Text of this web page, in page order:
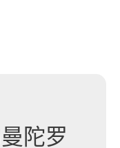
陀罗